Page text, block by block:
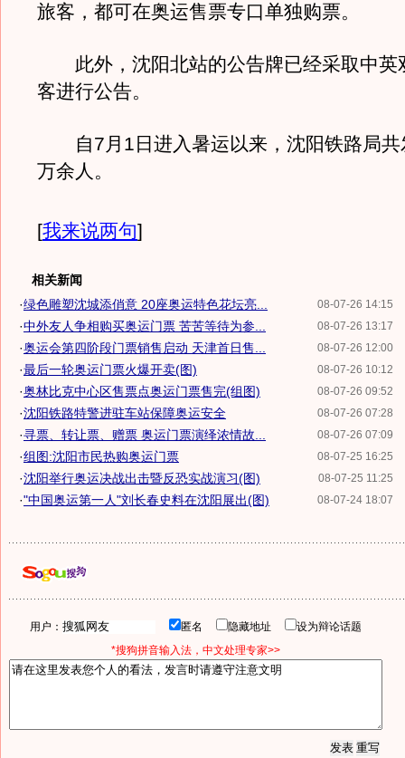
旅客，都可在奥运售票专口单独购票。
此外，沈阳北站的公告牌已经采取中英
客进行公告。
自7月1日进入暑运以来，沈阳铁路局共
万余人。
[我来说两句]
相关新闻
08-07-26 14:15
·绿色雕塑沈城添俏意 20座奥运特色花坛亮...
08-07-26 13:17
·中外友人争相购买奥运门票 苦苦等待为参...
08-07-26 12:00
·奥运会第四阶段门票销售启动 天津首日售...
08-07-26 10:12
·最后一轮奥运门票火爆开卖(图)
08-07-26 09:52
·奥林比克中心区售票点奥运门票售完(组图)
08-07-26 07:28
·沈阳铁路特警进驻车站保障奥运安全
08-07-26 07:09
·寻票、转让票、赠票 奥运门票演绎浓情故...
08-07-25 16:25
·组图:沈阳市民热购奥运门票
08-07-25 11:25
·沈阳举行奥运决战出击暨反恐实战演习(图)
08-07-24 18:07
·"中国奥运第一人"刘长春史料在沈阳展出(图)
用户： 匿名 隐藏地址
设为辩论话题
*搜狗拼音输入法，中文处理专家>>